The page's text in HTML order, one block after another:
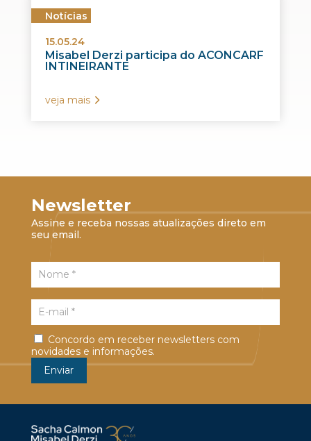
Notícias
15.05.24
Misabel Derzi participa do ACONCARF
INTINEIRANTE
veja mais
Newsletter
Assine e receba nossas atualizações direto em
seu email.
Concordo em receber newsletters com
novidades e informações.